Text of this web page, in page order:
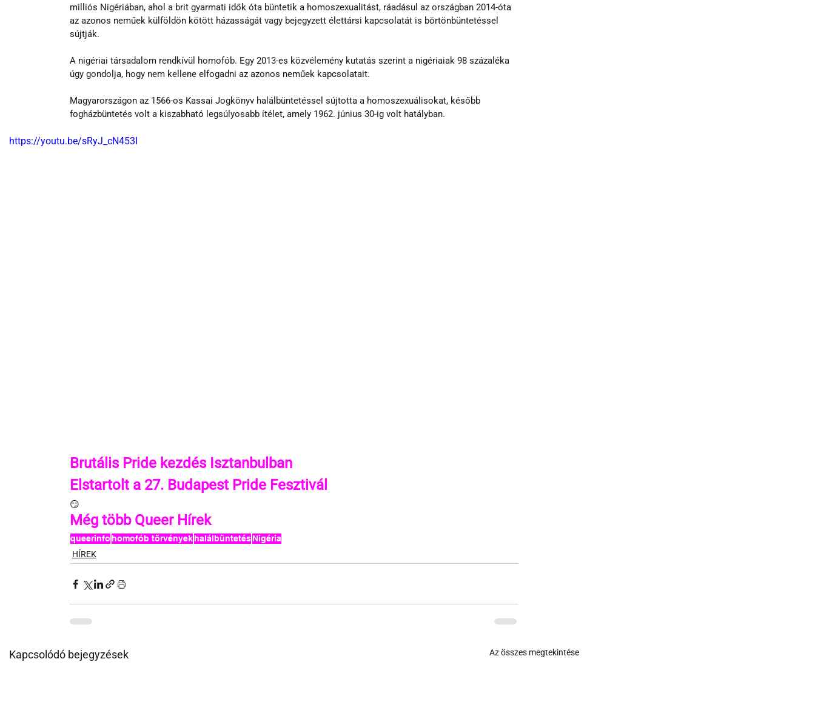
milliós Nigériában, ahol a brit gyarmati idők óta büntetik a homoszexualitást, ráadásul az országban 2014-óta
az azonos neműek külföldön kötött házasságát vagy bejegyzett élettársi kapcsolatát is börtönbüntetéssel
sújtják.
A nigériai társadalom rendkívül homofób. Egy 2013-es közvélemény kutatás szerint a nigériaiak 98 százaléka
úgy gondolja, hogy nem kellene elfogadni az azonos neműek kapcsolatait.
Magyarországon az 1566-os Kassai Jogkönyv halálbüntetéssel sújtotta a homoszexuálisokat, később
fogházbüntetés volt a kiszabható legsúlyosabb ítélet, amely 1962. június 30-ig volt hatályban.
https://youtu.be/sRyJ_cN453I
Brutális Pride kezdés Isztanbulban
Elstartolt a 27. Budapest Pride Fesztivál
😏
Még több Queer Hírek
queerinfohomofób törvényekhalálbüntetés Nigéria
HÍREK
Kapcsolódó bejegyzések Az összes megtekintése